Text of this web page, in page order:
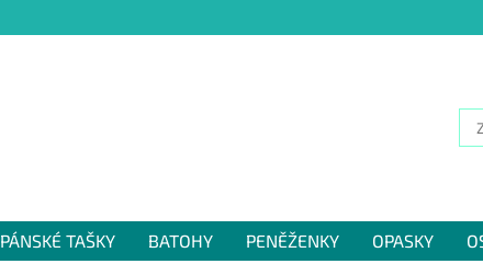
PÁNSKÉ TAŠKY BATOHY PENĚŽENKY OPASKY